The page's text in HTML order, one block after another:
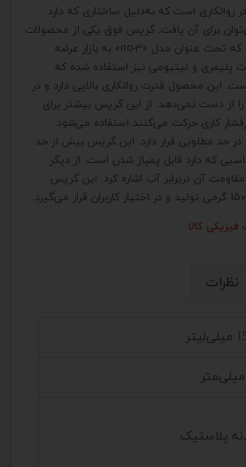
روانکاری است که به‌دلیل ساختاری که دارد
برای آن یافت‏.‏ گریس فوق یکی از محصولات
تولیدی شرکت «ولفیکس» بوده که تحت عنوان مدل «no‎-3» به بازار عرضه
پلیمری و لیتیومی نیز استفاده شده که
این محصول قدرت روانکاری بالایی دارد و در
را از دست نمی‌دهد‏.‏ از این گریس بیشتر برای
کاری حرکت می‌کنند استفاده می‌شود‏.‏
حد مطلوبی قرار دارد‏.‏ این گریس بیش از حد
که دارد قابل پمپاژ شدن است‏.‏ از دیگر
آن دربرابر آب اشاره کرد‏.‏ این گریس
کالا
نظرات
پلاستیک